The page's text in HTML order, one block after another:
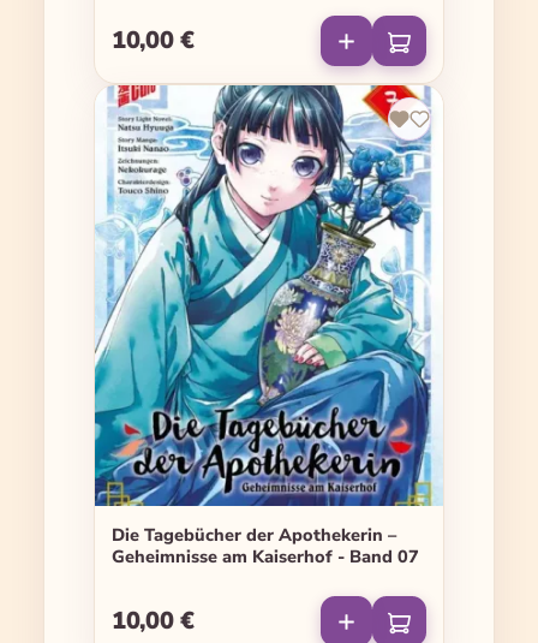
Regulärer Preis:
10,00 €
Die Tagebücher der Apothekerin –
Geheimnisse am Kaiserhof - Band 07
Regulärer Preis:
10,00 €